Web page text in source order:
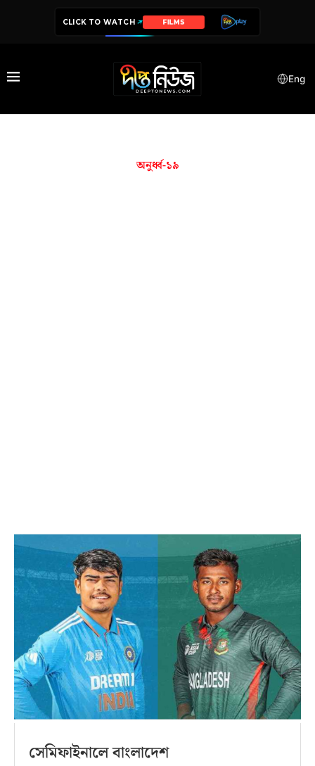
CLICK TO WATCH FILMS
Eng
অনুর্ধ্ব-১৯
সেমিফাইনালে বাংলাদেশ